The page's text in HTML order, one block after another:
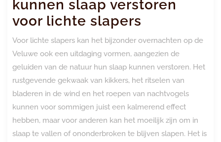
kunnen slaap verstoren
voor lichte slapers
Voor lichte slapers kan het bijzonder overnachten op de
Veluwe ook een uitdaging vormen, aangezien de
geluiden van de natuur hun slaap kunnen verstoren. Het
rustgevende gekwaak van kikkers, het ritselen van
bladeren in de wind en het roepen van nachtvogels
kunnen voor sommigen juist een kalmerend effect
hebben, maar voor anderen kan het moeilijk zijn om in
slaap te vallen of ononderbroken te blijven slapen. Het is